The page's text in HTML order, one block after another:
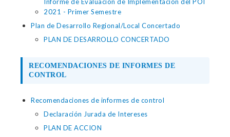
2021 - Primer Semestre
Plan de Desarrollo Regional/Local Concertado
PLAN DE DESARROLLO CONCERTADO
RECOMENDACIONES DE INFORMES DE
CONTROL
Recomendaciones de informes de control
Declaración Jurada de Intereses
PLAN DE ACCION